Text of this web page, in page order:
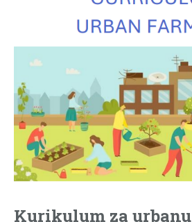
Kurikulum za urbanu